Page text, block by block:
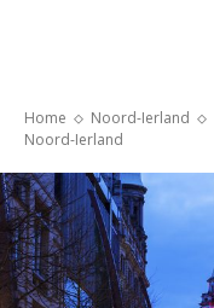
Home Noord-Ierland
Noord-Ierland